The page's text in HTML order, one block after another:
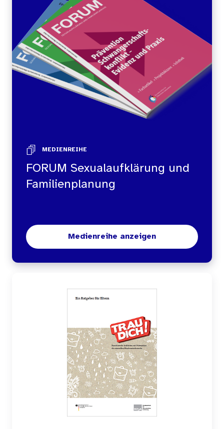
MEDIENREIHE
FORUM Sexualaufklärung und
Familienplanung
Medienreihe anzeigen